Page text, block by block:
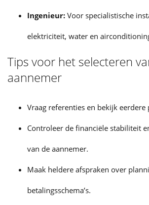
Ingenieur: Voor specialistische
elektriciteit, water en
Tips voor het selecteren
aannemer
Vraag referenties en bekijk eerdere
Controleer de financiële stabiliteit
van de aannemer.
Maak heldere afspraken over
betalingsschema’s.